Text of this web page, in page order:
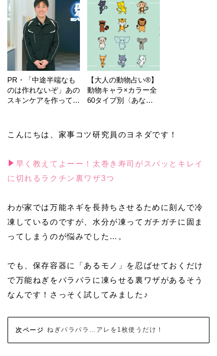
PR・「中途半端なも
のは作れないぞ」あの
スキンケアを作ってい
【大人の動物占い®】
動物キャラ×カラー全
60タイプ別〈あなた
こんにちは、家事コツ研究員のヨネダです！
早く教えてよーー！太巻き寿司がスパッとキレイ
に切れるラクチン裏ワザ3つ
わが家では万能ネギを長持ちさせるために刻んで冷
凍しているのですが、水分が凍ってガチガチに固ま
ってしまうのが悩みでした…。
でも、保存容器に「あるモノ」を忍ばせておくだけ
で万能ねぎをパラパラに凍らせる裏ワザがあるそう
なんです！さっそく試してみました♪
ねぎパラパラ…アレを1枚使うだけ！